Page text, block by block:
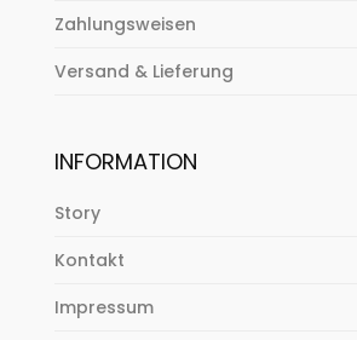
Zahlungsweisen
Versand & Lieferung
INFORMATION
Story
Kontakt
Impressum